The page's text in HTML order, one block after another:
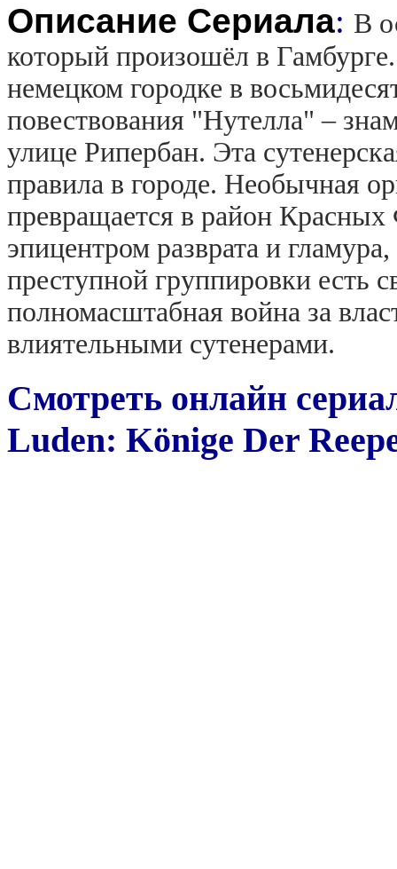
Описание Сериала: В
который произошёл в
немецком городке в
повествования "Нутелла" –
улице Рипербан. Эта
правила в городе. Необычная
превращается в район
эпицентром разврата и
преступной группировки есть
полномасштабная война за
влиятельными сутенерами.
Смотреть онлайн
Luden: Könige Der